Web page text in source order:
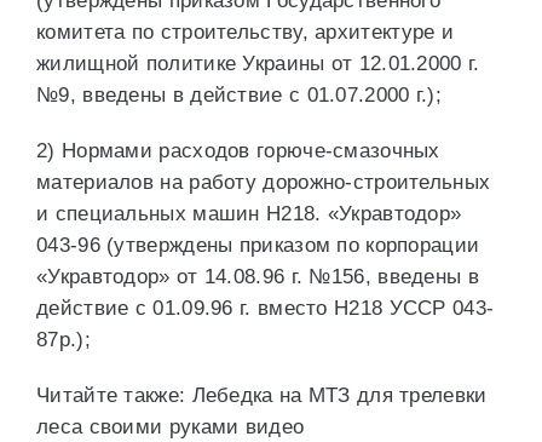
комитета по строительству, архитектуре и
жилищной политике Украины от 12.01.2000 г.
№9, введены в действие с 01.07.2000 г.);
2) Нормами расходов горюче-смазочных
материалов на работу дорожно-строительных
и специальных машин Н218. «Укравтодор»
043-96 (утверждены приказом по корпорации
«Укравтодор» от 14.08.96 г. №156, введены в
действие с 01.09.96 г. вместо Н218 УССР 043-
87р.);
Читайте также: Лебедка на МТЗ для трелевки
леса своими руками видео